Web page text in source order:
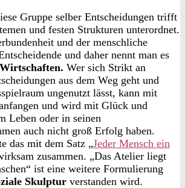
Gruppe selber Entscheidungen trifft
und festen Strukturen unterordnet.
und der menschliche
und daher nennt man es
Wer sich Strikt an
aus dem Weg geht und
ungenutzt lässt, kann mit
und wird mit Glück und
Leben oder in seinen
auch nicht groß Erfolg haben.
das mit dem Satz „Jeder Mensch ein
zusammen. „Das Atelier liegt
ist eine weitere Formulierung
Skulptur verstanden wird.